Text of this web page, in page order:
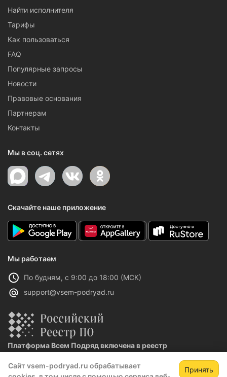
Сайт vsem-podryad.ru обрабатывает
Принять
Найти исполнителя
Тарифы
Как пользоваться
FAQ
Популярные запросы
Новости
Правовые основания
Партнерам
Контакты
Мы в соц. сетях
Скачайте наше приложение
Мы работаем
По будням, с 9:00 до 18:00 (МСК)
support@vsem-podryad.ru
Платформа Всем Подряд включена в реестр
Реестровая запись №32021 от 06.02.2026